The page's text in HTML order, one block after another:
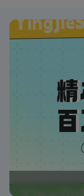
市场/公关 品牌
交互
产品专员
电
项目经理/管理
机械